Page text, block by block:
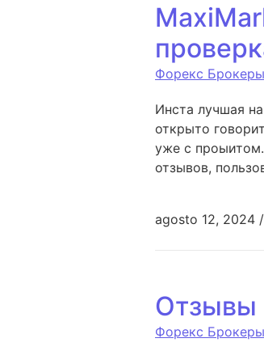
Форекс Брокеры
Инста лучшая
открыто
уже с
отзывов,
agosto 12, 2024 /
Отзывы
Форекс Брокеры